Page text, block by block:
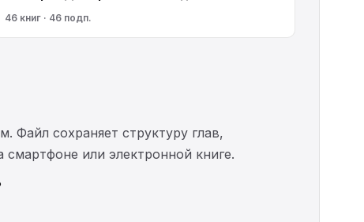
46 книг · 46 подп.
Файл сохраняет структуру глав,
или электронной книге.